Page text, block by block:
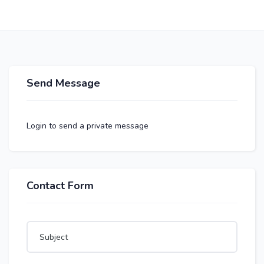
Send Message
Login to send a private message
Contact Form